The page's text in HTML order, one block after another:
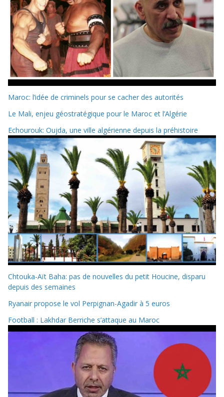
Maroc: l’idée de criminels pour se cacher des autorités
Le Mali, enjeu géostratégique pour le Maroc et l’Algérie
Echourouk: Oujda, une ville algérienne depuis la préhistoire
Chtouka-Aït Baha: pas de nouvelles du petit Houcine, disparu
depuis des semaines
Ryanair propose le vol Perpignan-Agadir à 5 euros
Football : Lakhdar Berriche s’attaque au Maroc